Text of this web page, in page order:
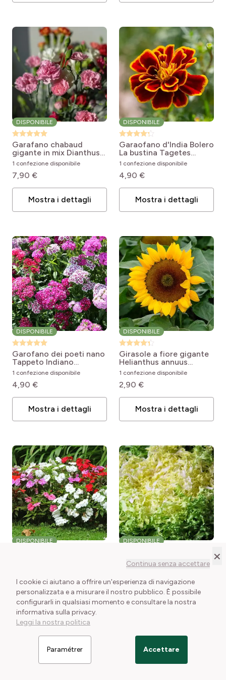
×
Continua senza accettare
I cookie ci aiutano a offrire un'esperienza di navigazione
personalizzata e a misurare il nostro pubblico. È possibile
configurarli in qualsiasi momento e consultare la nostra
informativa sulla privacy.
Leggi la nostra politica
Paramétrer Accettare
Filtrer les articles
DISPONIBILE
Garafano chabaud
gigante in mix Dianthus
caryophyllus Giant
Chabaud Mixed
1 confezione disponibile
7,90 €
Mostra i dettagli
DISPONIBILE
Garaofano d'India Bolero
La bustina Tagetes
patula Durango Bolero F1
Hybrid
1 confezione disponibile
4,90 €
Mostra i dettagli
DISPONIBILE
Garofano dei poeti nano
Tappeto Indiano
Dianthus barbatus Indian
Carpet Mixed
1 confezione disponibile
4,90 €
Mostra i dettagli
DISPONIBILE
Girasole a fiore gigante
Helianthus annuus
Uniflorus Giganteus
1 confezione disponibile
2,90 €
Mostra i dettagli
DISPONIBILE
Colour Cocktail
1 confezione disponibile
4,90 €
Mostra i dettagli
DISPONIBILE
Indivia riccia di Meaux
crispum Fine de Meaux
1 confezione disponibile
2,90 €